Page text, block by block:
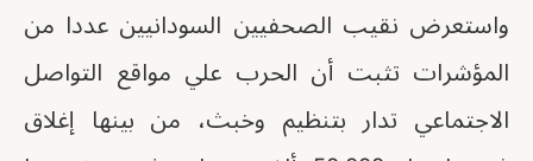
واستعرض نقيب الصحفيين السودانيين عددا من
المؤشرات تثبت أن الحرب علي مواقع التواصل
الاجتماعي تدار بتنظيم وخبث، من بينها إغلاق